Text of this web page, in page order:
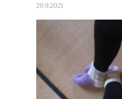
20.9.2021